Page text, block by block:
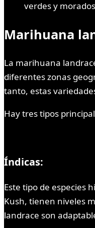
verdes y
Marihuana
La marihuana
diferentes zonas
tanto, estas
Hay tres tipos
Índicas:
Este tipo de especies
Kush, tienen niveles
landrace son